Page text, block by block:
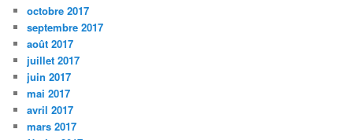
octobre 2017
septembre 2017
août 2017
juillet 2017
juin 2017
mai 2017
avril 2017
mars 2017